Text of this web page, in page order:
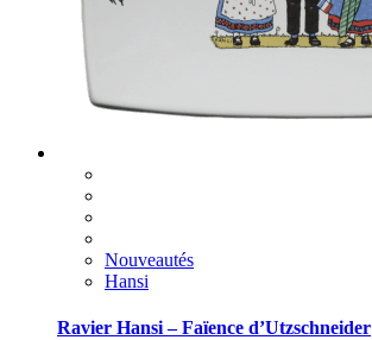
Nouveautés
Hansi
Ravier Hansi – Faïence d’Utzschneider